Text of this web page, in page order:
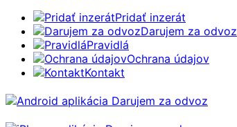
Pridať inzerát
Darujem za odvoz
Pravidlá
Ochrana údajov
Kontakt